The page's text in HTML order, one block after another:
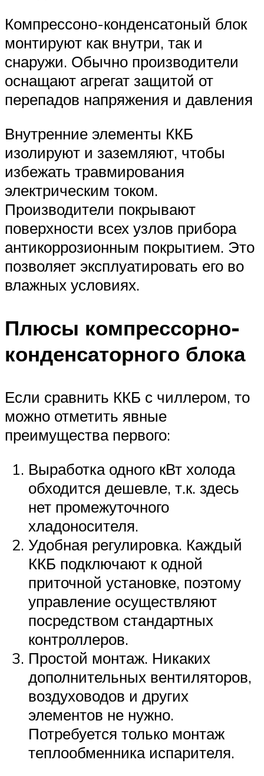
Компрессоно-конденсатоный блок
монтируют как внутри, так и
снаружи. Обычно производители
оснащают агрегат защитой от
перепадов напряжения и давления
Внутренние элементы ККБ
изолируют и заземляют, чтобы
избежать травмирования
электрическим током.
Производители покрывают
поверхности всех узлов прибора
антикоррозионным покрытием. Это
позволяет эксплуатировать его во
влажных условиях.
Плюсы компрессорно-
конденсаторного блока
Если сравнить ККБ с чиллером, то
можно отметить явные
преимущества первого:
Выработка одного кВт холода
обходится дешевле, т.к. здесь
нет промежуточного
хладоносителя.
Удобная регулировка. Каждый
ККБ подключают к одной
приточной установке, поэтому
управление осуществляют
посредством стандартных
контроллеров.
Простой монтаж. Никаких
дополнительных вентиляторов,
воздуховодов и других
элементов не нужно.
Потребуется только монтаж
теплообменника испарителя.